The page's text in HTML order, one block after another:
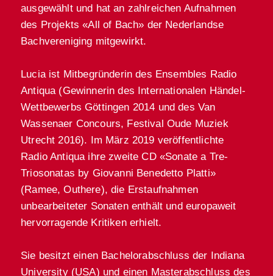
ausgewählt und hat an zahlreichen Aufnahmen
des Projekts«All of Bach» der Nederlandse
Bachvereniging mitgewirkt.
Lucia ist Mitbegründerin des Ensembles Radio
Antiqua (Gewinnerin des Internationalen Händel-
Wettbewerbs Göttingen 2014 und des Van
Wassenaer Concours, Festival Oude Muziek
Utrecht 2016). Im März 2019 veröffentlichte
Radio Antiqua ihre zweite CD «Sonate a Tre-
Triosonatas by Giovanni Benedetto Platti»
(Ramee, Outhere), die Erstaufnahmen
unbearbeiteter Sonaten enthält und europaweit
hervorragende Kritiken erhielt.
Sie besitzt einen Bachelorabschluss der Indiana
University (USA) und einen Masterabschluss des